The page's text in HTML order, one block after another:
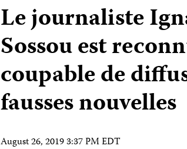
Le journaliste
Sossou est
coupable de
fausses nouvelles
August 26, 2019 3:37 PM EDT